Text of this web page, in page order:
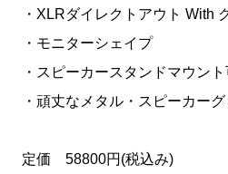
・XLRダイレクトアウト With
・モニターシェイプ
・スピーカースタンドマウン
・頑丈なメタル・スピーカー
定価 58800円(税込み)